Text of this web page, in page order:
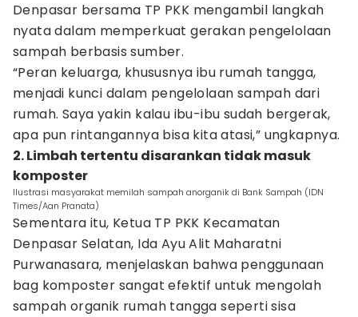
Denpasar bersama TP PKK mengambil langkah
nyata dalam memperkuat gerakan pengelolaan
sampah berbasis sumber.
“Peran keluarga, khususnya ibu rumah tangga,
menjadi kunci dalam pengelolaan sampah dari
rumah. Saya yakin kalau ibu-ibu sudah bergerak,
apa pun rintangannya bisa kita atasi,” ungkapnya.
2. Limbah tertentu disarankan tidak masuk
komposter
Ilustrasi masyarakat memilah sampah anorganik di Bank Sampah (IDN
Times/Aan Pranata)
Sementara itu, Ketua TP PKK Kecamatan
Denpasar Selatan, Ida Ayu Alit Maharatni
Purwanasara, menjelaskan bahwa penggunaan
bag komposter sangat efektif untuk mengolah
sampah organik rumah tangga seperti sisa